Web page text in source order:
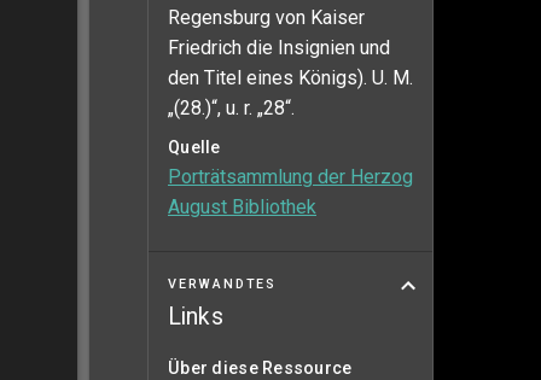
Regensburg von Kaiser
Friedrich die Insignien und
den Titel eines Königs). U. M.
„(28.)“, u. r. „28“.
Quelle
Porträtsammlung der Herzog
August Bibliothek
VERWANDTES
Links
Über diese Ressource